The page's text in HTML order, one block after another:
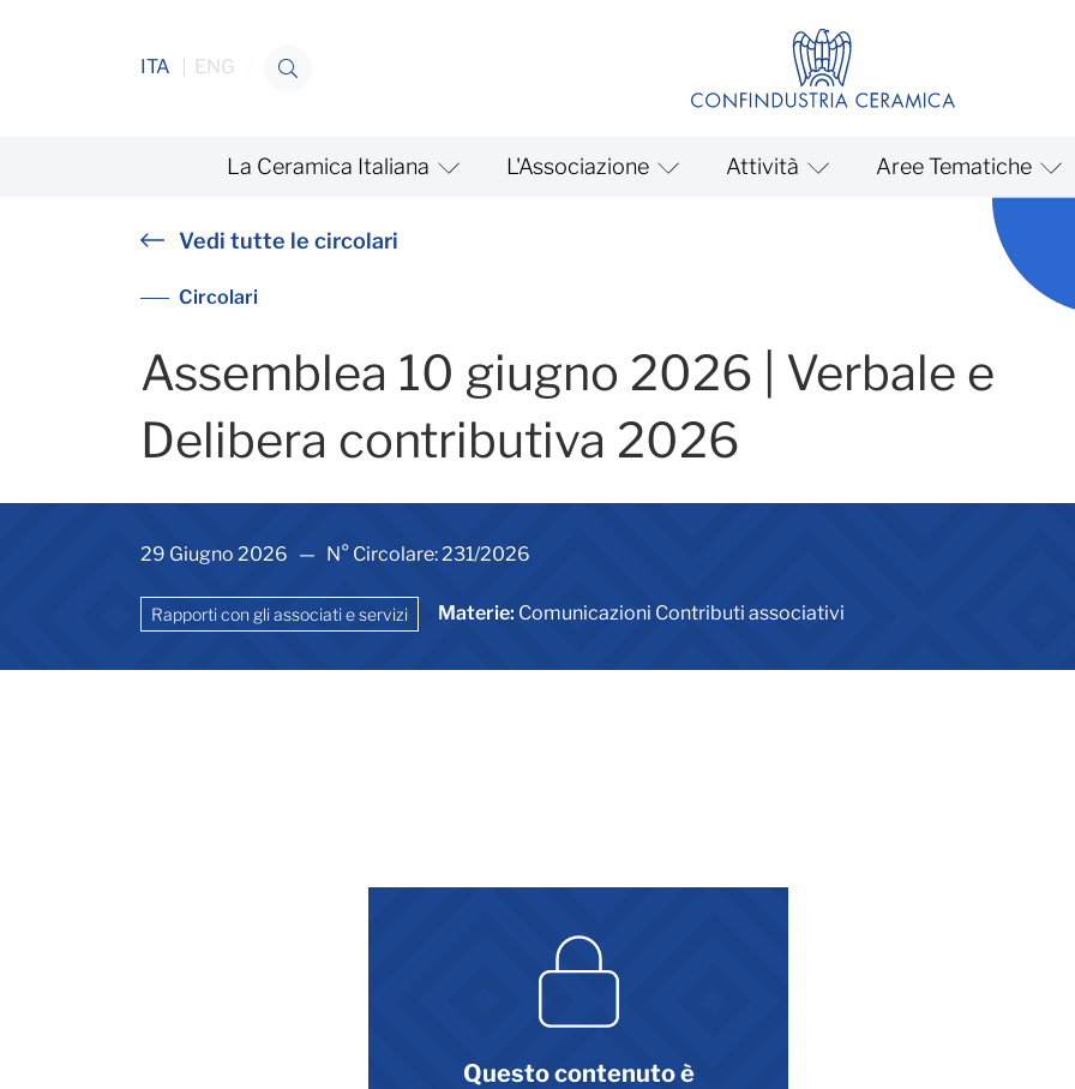
ITA ENG
La Ceramica Italiana L'Associazione Attività Aree Tematiche
Assemblea 10 giugno 2026 | Verbale e Delibera
Vedi tutte le circolari
Circolari
Assemblea 10 giugno 2026 | Verbale e
Delibera contributiva 2026
29 Giugno 2026 — N° Circolare: 231/2026
Rapporti con gli associati e servizi Materie: Comunicazioni Contributi associativi
Questo contenuto è